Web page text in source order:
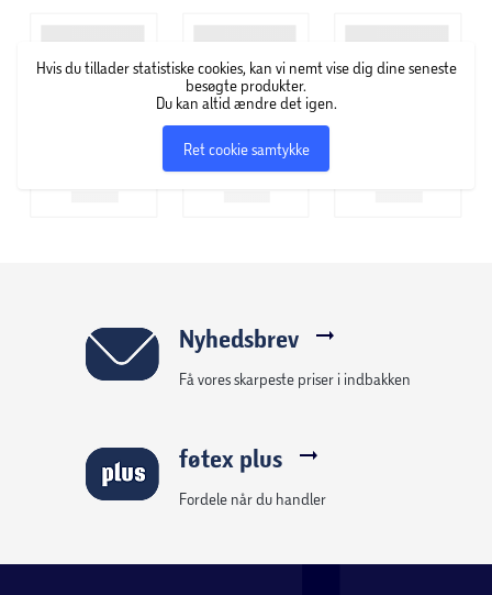
Dogman er en af Nordens største leverandører af
kæledyrsprodukter og har mere end 50 års erfaring i
branchen. Hos Dogman er deres vision at give kæledyr og
deres ejere den bedste hverdag ved at tilbyde rimelige og
nøje udvalgte produkter til hunde, katte, smådyr, fugle, fisk
og heste. Deres sortiment er bredt og varieret, og der er
Hvis du tillader statistiske cookies, kan vi nemt vise dig dine seneste
besøgte produkter.
Du kan altid ændre det igen.
Ret cookie samtykke
Nyhedsbrev
Få vores skarpeste priser i indbakken
føtex plus
Fordele når du handler